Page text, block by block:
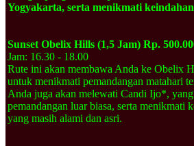
Yogyakarta, serta menikmati
Sunset Obelix Hills (1,5 Jam) Rp.
Jam: 16.30 - 18.00
Rute ini akan membawa Anda ke Obelix
untuk menikmati pemandangan matahari
Anda juga akan melewati Candi Ijo*,
pemandangan luar biasa, serta menikmati
yang masih alami dan asri.